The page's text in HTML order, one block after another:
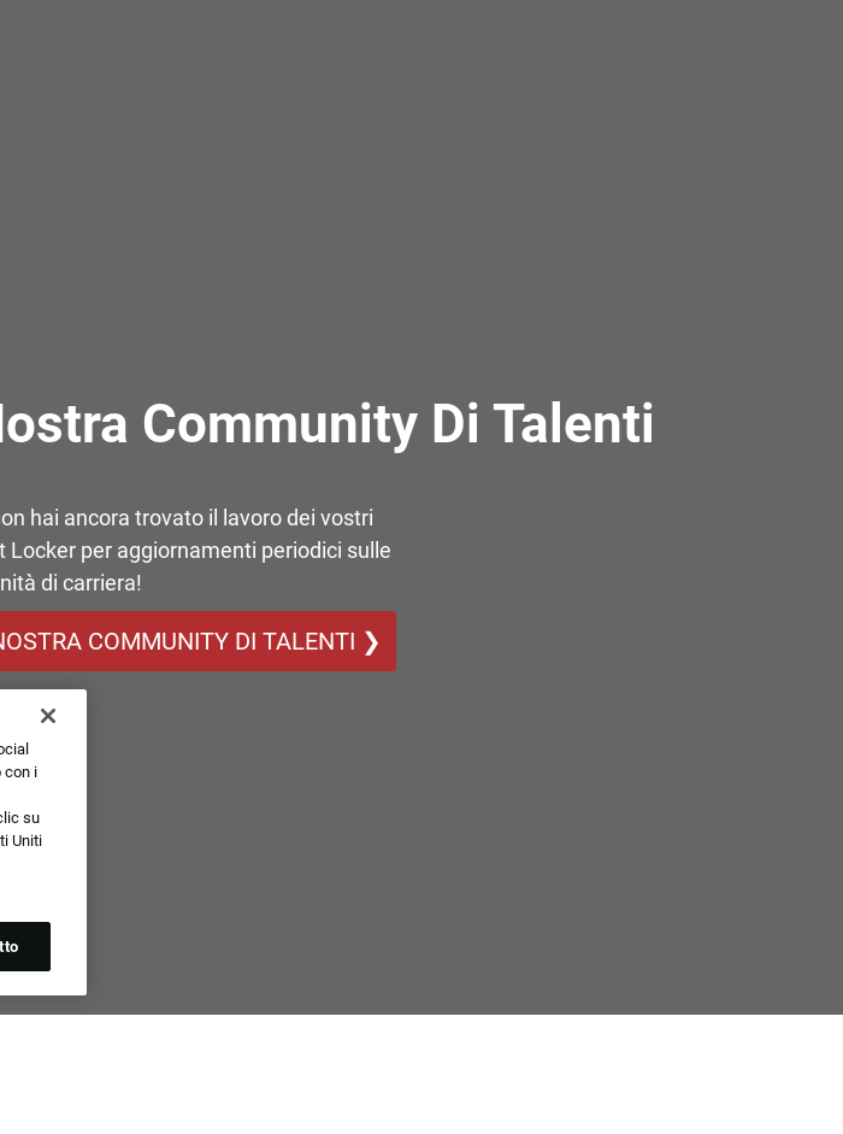
Community Di Talenti
hai ancora trovato il lavoro dei vostri
Locker per aggiornamenti periodici sulle
di carriera!
COMMUNITY DI TALENTI ❯
con i
su
Uniti